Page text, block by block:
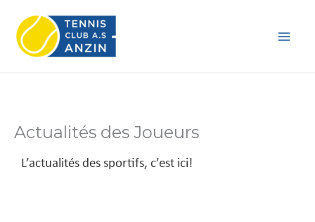
contenu
Actualités des Joueurs
L’actualités des sportifs, c’est ici!